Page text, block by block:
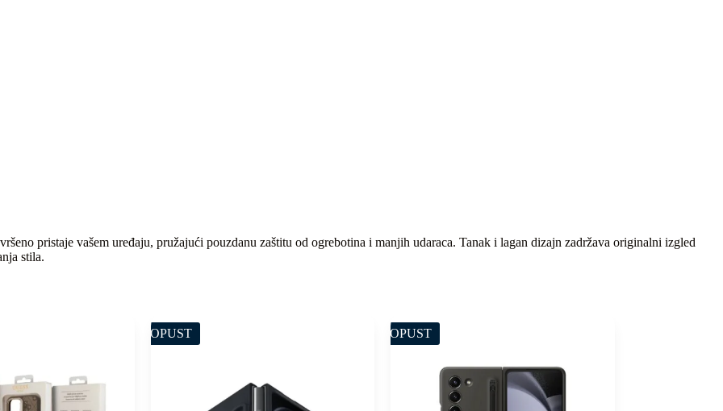
pristaje vašem uređaju, pružajući pouzdanu zaštitu od ogrebotina i manjih udaraca. Tanak i lagan dizajn zadržava originalni izgled
stila.
POPUST POPUST